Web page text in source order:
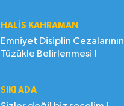
HALIS KAHRAMAN
Emniyet Disiplin Cezalarının
Tüzükle Belirlenmesi !
SIKI ADA